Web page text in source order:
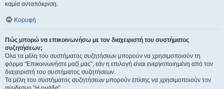
καμία ανταπόκριση.
Κορυφή
Πώς μπορώ να επικοινωνήσω με τον διαχειριστή του συστήματος
συζητήσεων;
Όλα τα μέλη του συστήματος συζητήσεων μπορούν να χρησιμοποιούν τη
φόρμα “Επικοινωνήστε μαζί μας”, εάν η επιλογή είναι ενεργοποιημένη από τον
διαχειριστή του συστήματος συζητήσεων.
Τα μέλη του συστήματος συζητήσεων μπορούν επίσης να χρησιμοποιούν τον